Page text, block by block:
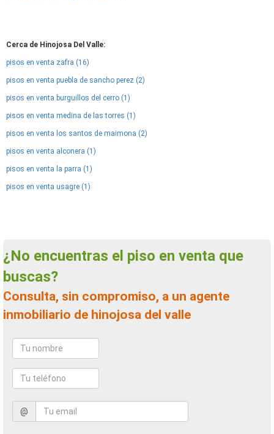
Cerca de Hinojosa Del Valle:
pisos en venta zafra (16)
pisos en venta puebla de sancho perez (2)
pisos en venta burguillos del cerro (1)
pisos en venta medina de las torres (1)
pisos en venta los santos de maimona (2)
pisos en venta alconera (1)
pisos en venta la parra (1)
pisos en venta usagre (1)
¿No encuentras el piso en venta que
buscas?
Consulta, sin compromiso, a un agente
inmobiliario de hinojosa del valle
@